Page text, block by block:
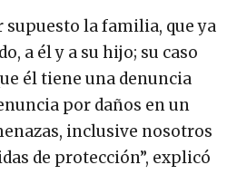
supuesto la familia, que ya
a él y a su hijo; su caso
él tiene una denuncia
por daños en un
inclusive nosotros
de protección”, explicó